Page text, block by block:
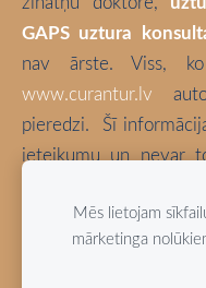
GAPS uztura
nav ārste. Viss,
www.curantur.lv
pieredzi. Šī
ieteikumu un nevar
atbildība. Izvēlies būt
Blogā izmantotas
Mēs lietojam
mārketinga